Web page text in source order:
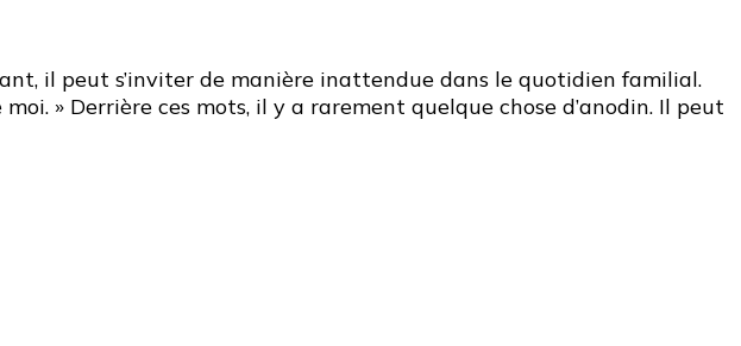
il peut s’inviter de manière inattendue dans le quotidien familial.
» Derrière ces mots, il y a rarement quelque chose d’anodin. Il peut